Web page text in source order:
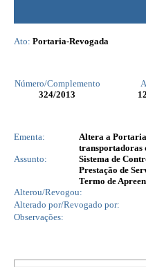
Ato: Portaria-Revogada
Número/Complemento
324/2013
Ementa:
Altera a Portaria
transportadoras
Assunto:
Sistema de
Prestação de
Termo de
Alterou/Revogou:
Alterado por/Revogado por:
Observações: